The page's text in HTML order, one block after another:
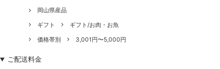
岡山県産品
ギフト
ギフト/お肉・お魚
価格帯別
3,001円〜5,000円
ご配送料金